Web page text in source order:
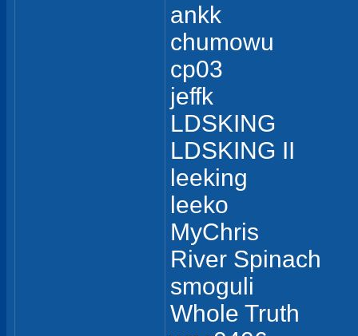
ankk
chumowu
cp03
jeffk
LDSKING
LDSKING II
leeking
leeko
MyChris
River Spinach
smoguli
Whole Truth